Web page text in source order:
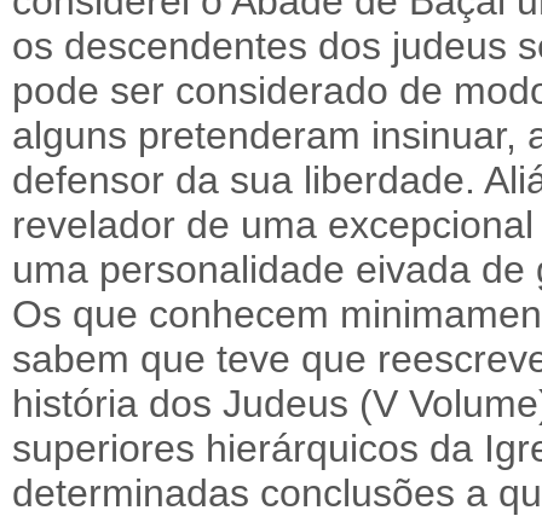
os descendentes dos judeus
pode ser considerado de
alguns pretenderam insinuar,
defensor da sua liberdade.
revelador de uma
uma personalidade eivada
Os que conhecem
sabem que teve que
história dos Judeus (V
superiores hierárquicos da
determinadas conclusões a